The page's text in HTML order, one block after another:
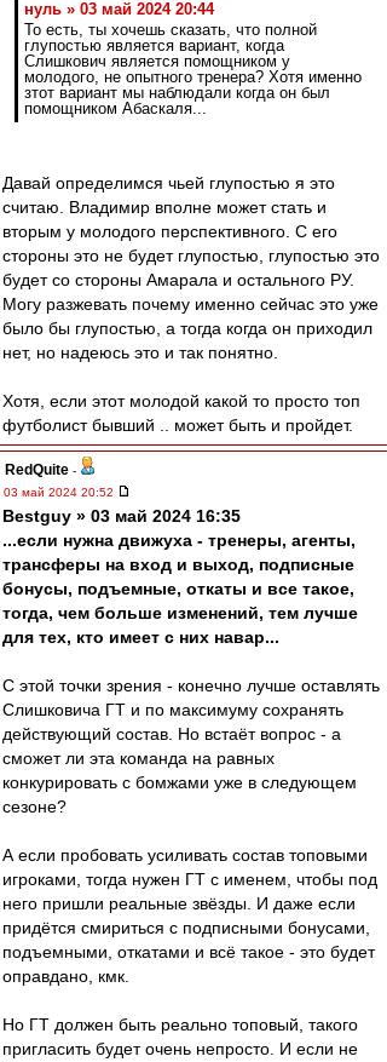
нуль » 03 май 2024 20:44
То есть, ты хочешь сказать, что полной
глупостью является вариант, когда
Слишкович является помощником у
молодого, не опытного тренера? Хотя именно
зтот вариант мы наблюдали когда он был
помощником Абаскаля...
Давай определимся чьей глупостью я это
считаю. Владимир вполне может стать и
вторым у молодого перспективного. С его
стороны это не будет глупостью, глупостью это
будет со стороны Амарала и остального РУ.
Могу разжевать почему именно сейчас это уже
было бы глупостью, а тогда когда он приходил
нет, но надеюсь это и так понятно.
Хотя, если этот молодой какой то просто топ
футболист бывший .. может быть и пройдет.
RedQuite -
03 май 2024 20:52
Bestguy » 03 май 2024 16:35
...если нужна движуха - тренеры, агенты,
трансферы на вход и выход, подписные
бонусы, подъемные, откаты и все такое,
тогда, чем больше изменений, тем лучше
для тех, кто имеет с них навар...
С этой точки зрения - конечно лучше оставлять
Слишковича ГТ и по максимуму сохранять
действующий состав. Но встаёт вопрос - а
сможет ли эта команда на равных
конкурировать с бомжами уже в следующем
сезоне?
А если пробовать усиливать состав топовыми
игроками, тогда нужен ГТ с именем, чтобы под
него пришли реальные звёзды. И даже если
придётся смириться с подписными бонусами,
подъемными, откатами и всё такое - это будет
оправдано, кмк.
Но ГТ должен быть реально топовый, такого
пригласить будет очень непросто. И если не